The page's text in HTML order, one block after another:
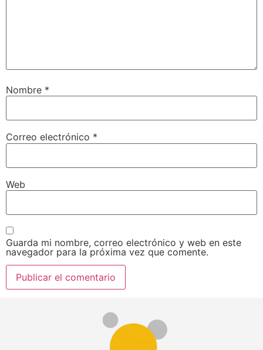
Nombre *
Correo electrónico *
Web
Guarda mi nombre, correo electrónico y web en este
navegador para la próxima vez que comente.